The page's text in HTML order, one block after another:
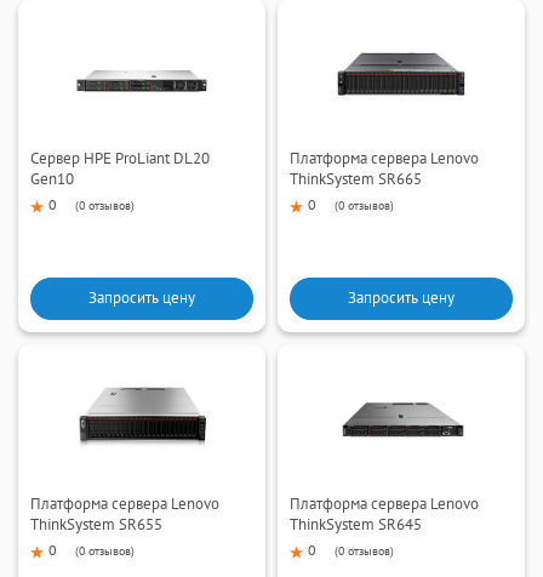
Сервер HPE ProLiant DL20
Gen10
0 (0 отзывов)
Запросить цену
Платформа сервера Lenovo
ThinkSystem SR665
0 (0 отзывов)
Запросить цену
Платформа сервера Lenovo
ThinkSystem SR655
0 (0 отзывов)
Платформа сервера Lenovo
ThinkSystem SR645
0 (0 отзывов)